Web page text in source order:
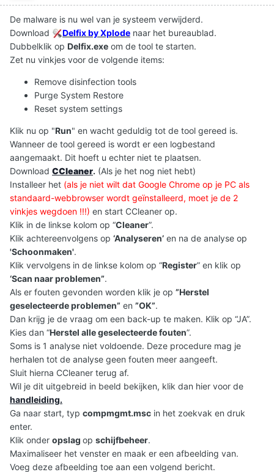
De malware is nu wel van je systeem verwijderd.
Download
Delfix by Xplode naar het bureaublad.
Dubbelklik op Delfix.exe om de tool te starten.
Zet nu vinkjes voor de volgende items:
Remove disinfection tools
Purge System Restore
Reset system settings
Klik nu op "Run" en wacht geduldig tot de tool gereed is.
Wanneer de tool gereed is wordt er een logbestand
aangemaakt. Dit hoeft u echter niet te plaatsen.
Download CCleaner. (Als je het nog niet hebt)
Installeer het (als je niet wilt dat Google Chrome op je PC als
standaard-webbrowser wordt geïnstalleerd, moet je de 2
vinkjes wegdoen !!!) en start CCleaner op.
Klik in de linkse kolom op “Cleaner”.
Klik achtereenvolgens op ‘Analyseren’ en na de analyse op
'Schoonmaken'.
Klik vervolgens in de linkse kolom op “Register” en klik op
‘Scan naar problemen”.
Als er fouten gevonden worden klik je op ”Herstel
geselecteerde problemen” en ”OK”.
Dan krijg je de vraag om een back-up te maken. Klik op “JA”.
Kies dan “Herstel alle geselecteerde fouten”.
Soms is 1 analyse niet voldoende. Deze procedure mag je
herhalen tot de analyse geen fouten meer aangeeft.
Sluit hierna CCleaner terug af.
Wil je dit uitgebreid in beeld bekijken, klik dan hier voor de
handleiding.
Ga naar start, typ compmgmt.msc in het zoekvak en druk
enter.
Klik onder opslag op schijfbeheer.
Maximaliseer het venster en maak er een afbeelding van.
Voeg deze afbeelding toe aan een volgend bericht.